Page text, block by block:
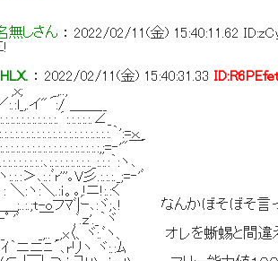
無しさん ：2022/02/11(金) 15:40:11.62
：2022/02/11(金) 15:40:31.33
"´:/ ＿＿__
｀':=ｘ._
￣
､:.:.:.:.:.:.:.:._:.:.:｀:ヽ､
＞､:.:ﾞr'''｡V彡.:.:.:._;=‐'ﾞ
:＼.:ｉ。｡,!ニ!:.:く
oフﾏﾞ|ｰ､:ヾ;､! なんかぼそぼそ言っ
￣ ,ﾞ.ｚ'._｀ヾ
〈、ヾ:.ﾞヽ、 オレを蜥蜴と間違え
´､rリヽ ヾ:.:ﾑ